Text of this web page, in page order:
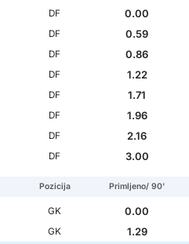
DF
0.00
DF
0.59
DF
0.86
DF
1.22
DF
1.71
DF
1.96
DF
2.16
DF 3.00
Pozicija Primljeno/ 90'
GK
0.00
GK
1.29